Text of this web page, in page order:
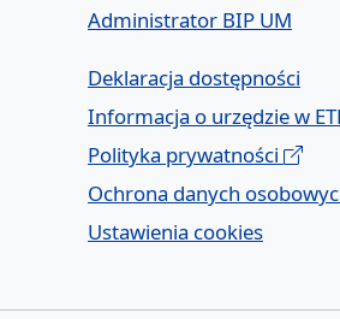
Administrator BIP UM
Deklaracja dostępności
Informacja o urzędzie w
Polityka prywatności
Ochrona danych
Ustawienia cookies